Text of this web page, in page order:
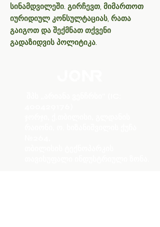
სინამდვილეში. გირჩევთ, მიმართოთ
იურიდიულ კონსულტაციას, რათა
გაიგოთ და შექმნათ თქვენი
გადაზიდვის პოლიტიკა.